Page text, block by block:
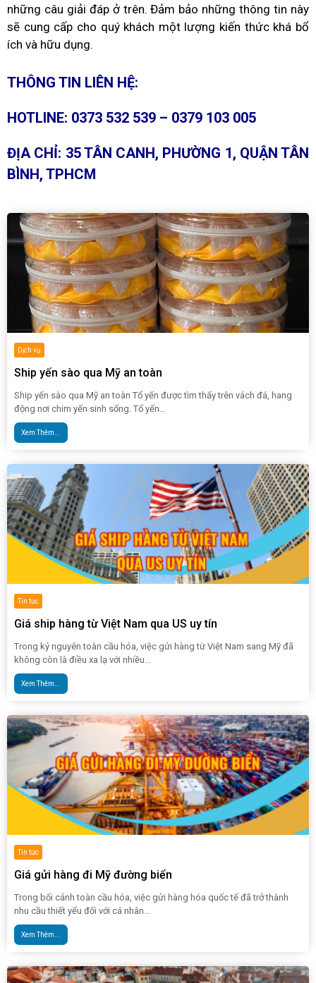
những câu giải đáp ở trên. Đảm bảo những thông tin này
sẽ cung cấp cho quý khách một lượng kiến thức khá bổ
ích và hữu dụng.
THÔNG TIN LIÊN HỆ:
HOTLINE: 0373 532 539 – 0379 103 005
ĐỊA CHỈ: 35 TÂN CANH, PHƯỜNG 1, QUẬN TÂN
BÌNH, TPHCM
Dịch vụ
Ship yến sào qua Mỹ an toàn
Ship yến sào qua Mỹ an toàn Tổ yến được tìm thấy trên vách đá, hang
động nơi chim yến sinh sống. Tổ yến...
Xem Thêm...
Tin tức
Giá ship hàng từ Việt Nam qua US uy tín
Trong kỷ nguyên toàn cầu hóa, việc gửi hàng từ Việt Nam sang Mỹ đã
không còn là điều xa lạ với nhiều...
Xem Thêm...
Tin tức
Giá gửi hàng đi Mỹ đường biển
Trong bối cảnh toàn cầu hóa, việc gửi hàng hóa quốc tế đã trở thành
nhu cầu thiết yếu đối với cá nhân...
Xem Thêm...